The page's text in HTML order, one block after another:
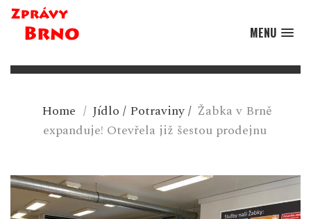
MENU
Home / Jídlo / Potraviny/ Žabka v Brně
expanduje! Otevřela již šestou prodejnu